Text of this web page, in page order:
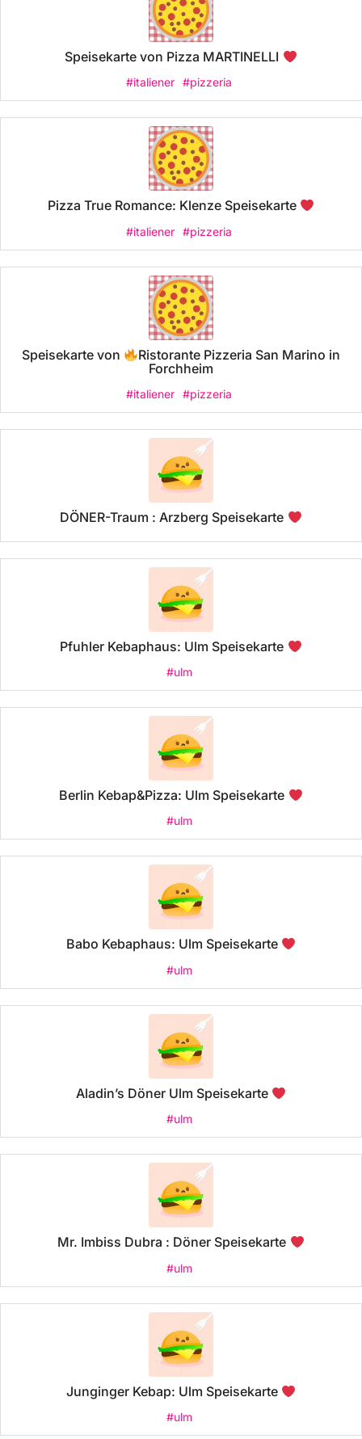
Speisekarte von Pizza MARTINELLI
#italiener #pizzeria
Pizza True Romance: Klenze Speisekarte
#italiener #pizzeria
Speisekarte von
Ristorante Pizzeria San Marino in
Forchheim
#italiener #pizzeria
DÖNER-Traum : Arzberg Speisekarte
Pfuhler Kebaphaus: Ulm Speisekarte
#ulm
Berlin Kebap&Pizza: Ulm Speisekarte
#ulm
Babo Kebaphaus: Ulm Speisekarte
#ulm
Aladin’s Döner Ulm Speisekarte
#ulm
Mr. Imbiss Dubra : Döner Speisekarte
#ulm
Junginger Kebap: Ulm Speisekarte
#ulm